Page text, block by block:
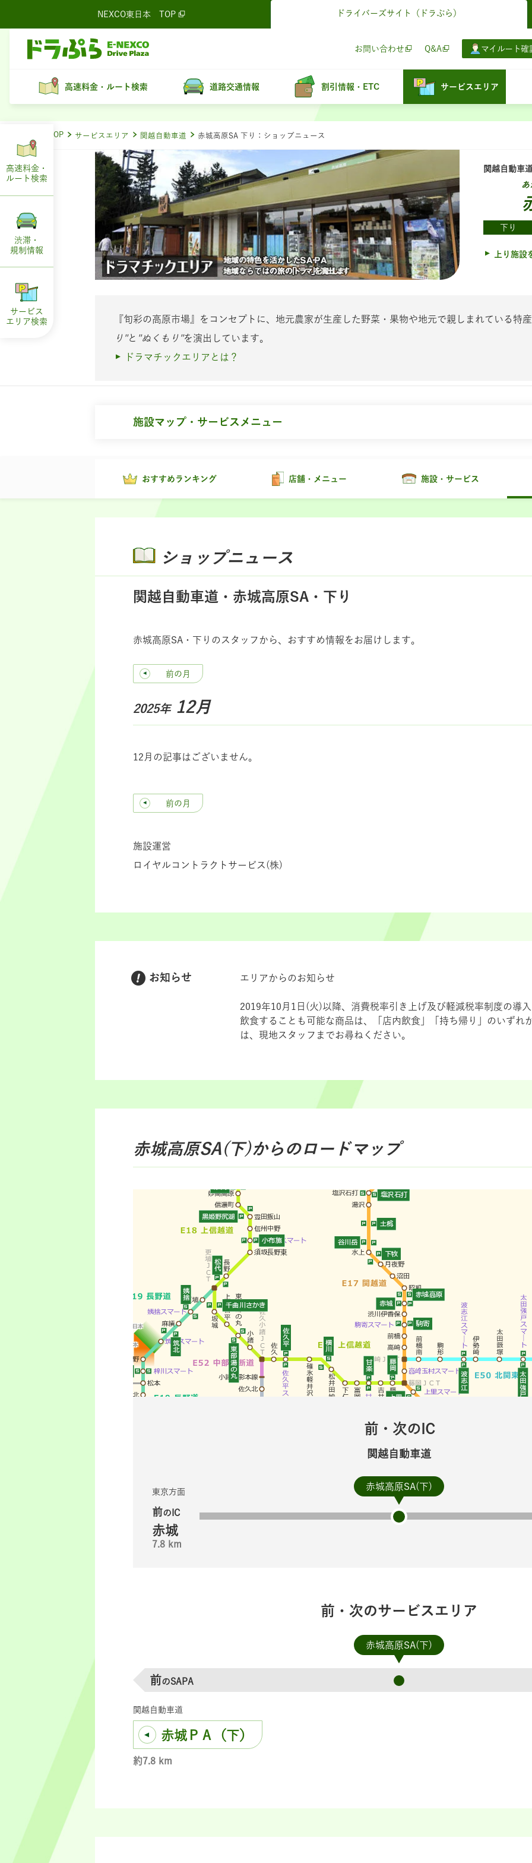
NEXCO東日本 TOP ドライバーズサイト （ドラぷら）
お問い合わせ Q&A マイルート確
高速料金・ルート検索 道路交通情報 割引情報・ETC サービスエリア
ドラぷらTOP サービスエリア 関越自動車道 赤城高原SA 下り：ショップニュース
関越自動車
あ
下り
上り施設
『旬彩の高原市場
をコンセプトに、地元農家が生産した野菜・果物や地元で親しまれている特
り"と "ぬくもり"を演出しています。
ドラマチックエリアとは？
施設マップ・サービスメニュー
おすすめランキング 店舗・メニュー 施設・サービス
ショップニュース
関越自動車道・赤城高原SA・下り
赤城高原SA・下りのスタッフから、おすすめ情報をお届けします。
前の月
2025年 12月
12月の記事はございません。
前の月
施設運営
ロイヤルコントラクトサービス(株)
お知らせ エリアからのお知らせ
2019年10月1日(火)以降、消費税率引き上げ及び軽減税率制度の導
飲食することも可能な商品は、「店内飲食」「持ち帰り」のいずれ
は、現地スタッフまでお尋ねください。
赤城高原SA(下)からのロードマップ
前・次のIC
関越自動車道
赤城高原SA(下)
東京方面
前のIC
赤城
7.8 km
前・次のサービスエリア
赤城高原SA(下)
前のSAPA
関越自動車道
赤城ＰＡ（下）
約7.8 km
高速料金・
ルート 検索
渋滞・
規制情報
サービス
エリア検索